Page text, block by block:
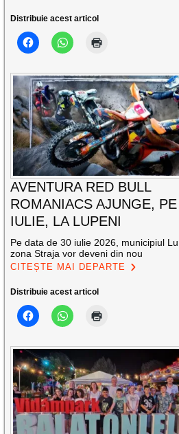
Distribuie acest articol
AVENTURA RED BULL
ROMANIACS AJUNGE,
IULIE, LA LUPENI
Pe data de 30 iulie 2026, municipiul
zona Straja vor deveni din nou
CITEȘTE MAI DEPARTE
Distribuie acest articol